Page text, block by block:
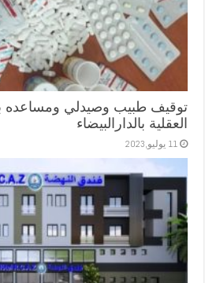
توقيف طبيب وصيدلي ومساعده
العقلية بالدارالبيضاء
11 يوليو,2023